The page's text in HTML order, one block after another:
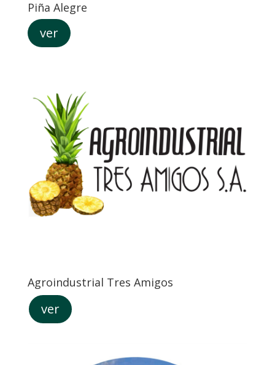
Piña Alegre
ver
Agroindustrial Tres Amigos
ver